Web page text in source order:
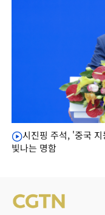
시진핑 주석, '중국
빛나는 명함